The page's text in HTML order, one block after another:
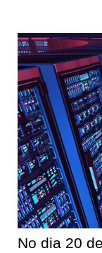
No dia 20